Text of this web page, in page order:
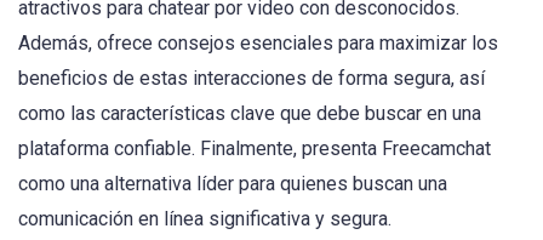
atractivos para chatear por video con desconocidos.
Además, ofrece consejos esenciales para maximizar los
beneficios de estas interacciones de forma segura, así
como las características clave que debe buscar en una
plataforma confiable. Finalmente, presenta Freecamchat
como una alternativa líder para quienes buscan una
comunicación en línea significativa y segura.